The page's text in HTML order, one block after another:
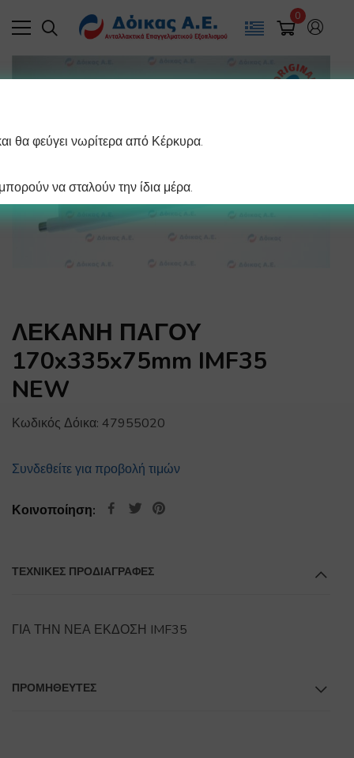
0
ΛΕΚΑΝΗ ΠΑΓΟΥ
170x335x75mm IMF35
NEW
Κωδικός Δόικα: 47955020
Συνδεθείτε για προβολή τιμών
Κοινοποίηση:
ΤΕΧΝΙΚΕΣ ΠΡΟΔΙΑΓΡΑΦΕΣ
ΓΙΑ ΤΗΝ ΝΕΑ ΕΚΔΟΣΗ IMF35
ΠΡΟΜΗΘΕΥΤΕΣ
θα φεύγει νωρίτερα από Κέρκυρα.
να σταλούν την ίδια μέρα.